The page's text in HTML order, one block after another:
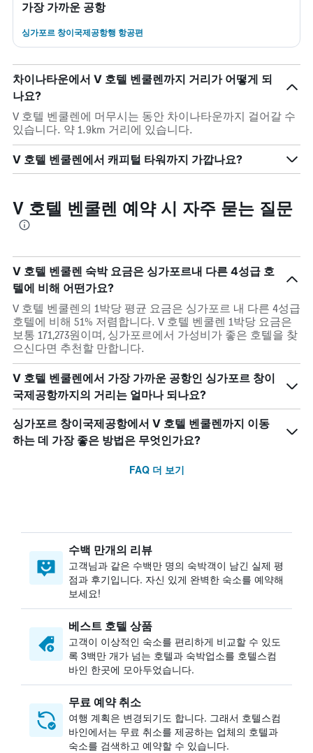
가장 가까운 공항
싱가포르 창이국제공항행 항공편
차이나타운에서 V 호텔 벤쿨렌까지 거리가 어떻게 되
나요?
V 호텔 벤쿨렌에 머무시는 동안 차이나타운까지 걸어갈 수
있습니다. 약 1.9km 거리에 있습니다.
V 호텔 벤쿨렌에서 캐피털 타워까지 가깝나요?
V 호텔 벤쿨렌 예약 시 자주 묻는 질문
V 호텔 벤쿨렌 숙박 요금은 싱가포르내 다른 4성급 호
텔에 비해 어떤가요?
V 호텔 벤쿨렌의 1박당 평균 요금은 싱가포르 내 다른 4성급
호텔에 비해 51% 저렴합니다. V 호텔 벤쿨렌 1박당 요금은
보통 171,273원이며, 싱가포르에서 가성비가 좋은 호텔을 찾
으신다면 추천할 만합니다.
V 호텔 벤쿨렌에서 가장 가까운 공항인 싱가포르 창이
국제공항까지의 거리는 얼마나 되나요?
싱가포르 창이국제공항에서 V 호텔 벤쿨렌까지 이동
하는 데 가장 좋은 방법은 무엇인가요?
FAQ 더 보기
수백 만개의 리뷰
고객님과 같은 수백만 명의 숙박객이 남긴 실제 평
점과 후기입니다. 자신 있게 완벽한 숙소를 예약해
보세요!
베스트 호텔 상품
고객이 이상적인 숙소를 편리하게 비교할 수 있도
록 3백만 개가 넘는 호텔과 숙박업소를 호텔스컴
바인 한곳에 모아두었습니다.
무료 예약 취소
여행 계획은 변경되기도 합니다. ​그래서 호텔스컴
바인에서는 무료 취소를 제공하는 업체의 호텔과
숙소를 검색하고 예약할 수 있습니다.